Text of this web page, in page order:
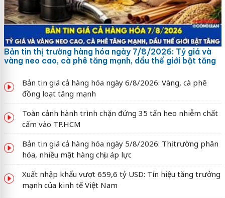
Bản tin thị trường hàng hóa ngày 7/8/2026: Tỷ giá và
vàng neo cao, cà phê tăng mạnh, dầu thế giới bật tăng
Bản tin giá cả hàng hóa ngày 6/8/2026: Vàng, cà phê
đồng loạt tăng mạnh
Toàn cảnh hành trình chặn đứng 35 tấn heo nhiễm chất
cấm vào TP.HCM
Bản tin giá cả hàng hóa ngày 5/8/2026: Thị trường phân
hóa, nhiều mặt hàng chịu áp lực
Xuất nhập khẩu vượt 659,6 tỷ USD: Tín hiệu tăng trưởng
mạnh của kinh tế Việt Nam